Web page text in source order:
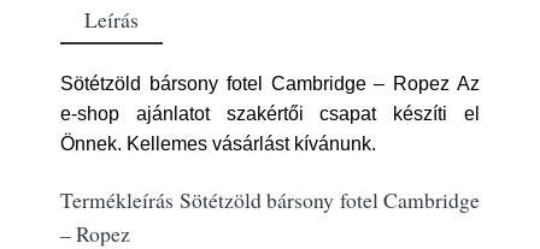
Leírás
Sötétzöld bársony fotel Cambridge – Ropez Az
e-shop ajánlatot szakértői csapat készíti el
Önnek. Kellemes vásárlást kívánunk.
Termékleírás Sötétzöld bársony fotel Cambridge
– Ropez